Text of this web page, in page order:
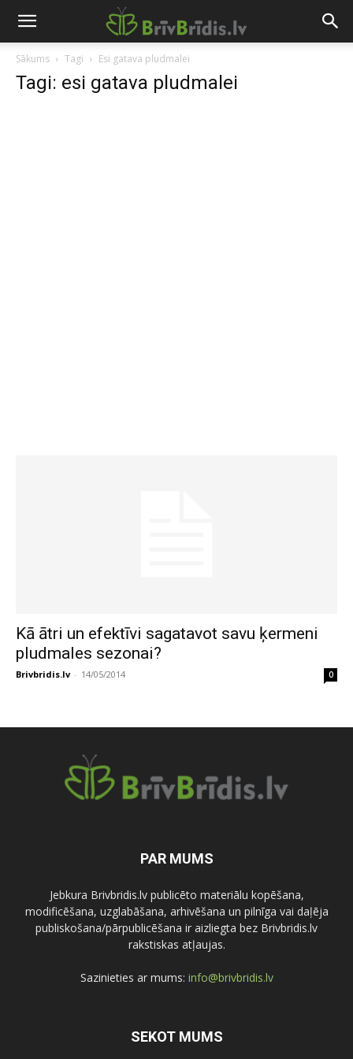
Sākums Tagi Esi gatava pludmalei
Tagi: esi gatava pludmalei
Kā ātri un efektīvi sagatavot savu ķermeni
pludmales sezonai?
Brivbridis.lv - 14/05/2014 0
PAR MUMS
Jebkura Brivbridis.lv publicēto materiālu kopēšana,
modificēšana, uzglabāšana, arhivēšana un pilnīga vai daļēja
publiskošana/pārpublicēšana ir aizliegta bez Brivbridis.lv
rakstiskas atļaujas.
Sazinieties ar mums: info@brivbridis.lv
SEKOT MUMS